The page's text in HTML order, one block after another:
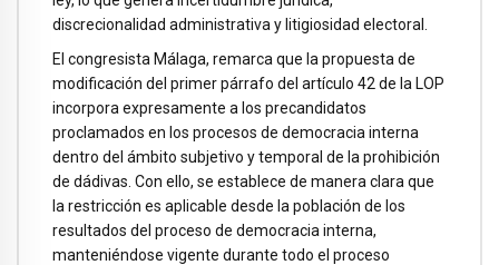
discrecionalidad administrativa y litigiosidad electoral.
El congresista Málaga, remarca que la propuesta de
modificación del primer párrafo del artículo 42 de la LOP
incorpora expresamente a los precandidatos
proclamados en los procesos de democracia interna
dentro del ámbito subjetivo y temporal de la prohibición
de dádivas. Con ello, se establece de manera clara que
la restricción es aplicable desde la población de los
resultados del proceso de democracia interna,
manteniéndose vigente durante todo el proceso